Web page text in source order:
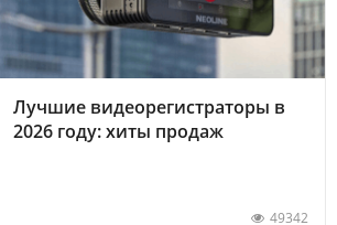
Лучшие видеорегистраторы в
2026 году: хиты продаж
49342